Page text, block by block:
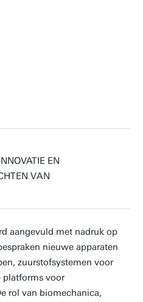
EN
VAN
aangevuld met nadruk op
nieuwe apparaten
zuurstofsystemen voor
platforms voor
rol van biomechanica,